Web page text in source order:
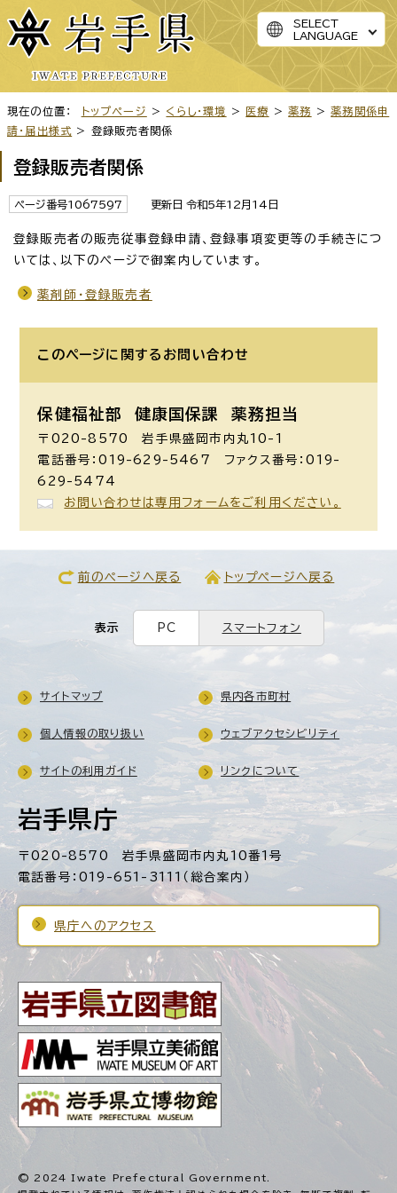
SELECT
LANGUAGE
現在の位置： トップページ > くらし・環境 > 医療 >薬務 >薬務関係申
請・届出様式 > 登録販売者関係
登録販売者関係
ページ番号1067597 更新日 令和5年12月14日
登録販売者の販売従事登録申請、登録事項変更等の手続きにつ
いては、以下のページで御案内しています。
薬剤師・登録販売者
このページに関する お問い合わせ
保健福祉部 健康国保課 薬務担当
〒020-8570 岩手県盛岡市内丸10-1
電話番号：019-629-5467 ファクス番号：019-
629-5474
お問い合わせは専用フォームをご利用ください。
前のページへ戻る トップページへ戻る
表示 PC スマートフォン
岩手県庁
〒020-8570 岩手県盛岡市内丸10番1号
電話番号：019-651-3111（総合案内）
県庁へのアクセス
サイトマップ 県内各市町村
個人情報の取り扱い ウェブアクセシビリティ
サイトの利用ガイド リンクについて
© 2024 Iwate Prefectural Government.